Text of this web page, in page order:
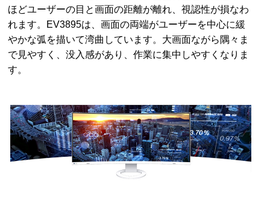
ほどユーザーの目と画面の距離が離れ、視認性が損なわ
れます。EV3895は、画面の両端がユーザーを中心に緩
やかな弧を描いて湾曲しています。大画面ながら隅々ま
で見やすく、没入感があり、作業に集中しやすくなりま
す。